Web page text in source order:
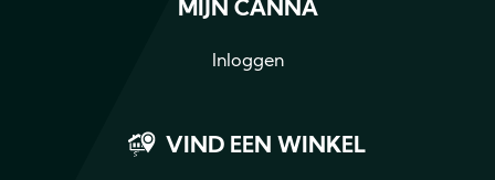
MIJN CANNA
Inloggen
VIND EEN WINKEL